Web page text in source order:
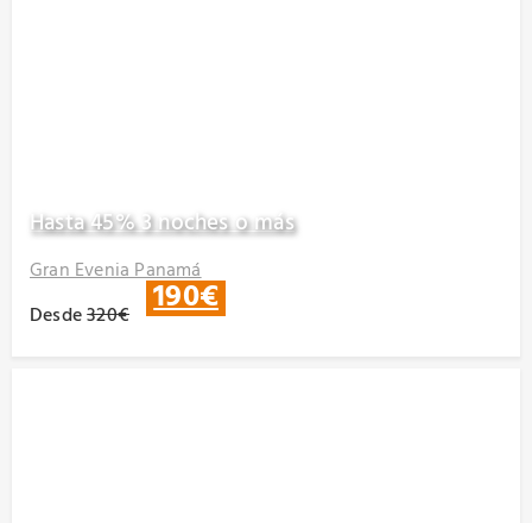
Hasta 45% 3 noches o más
Gran Evenia Panamá
Desde320€ 190€